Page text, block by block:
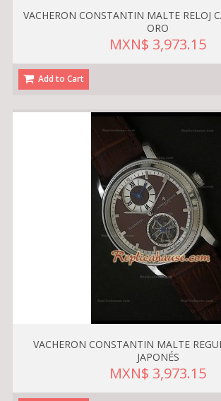
VACHERON CONSTANTIN MALTE RELOJ
ORO
MXN$ 3,973.15
Add to Cart
VACHERON CONSTANTIN MALTE
JAPONÉS
MXN$ 3,973.15